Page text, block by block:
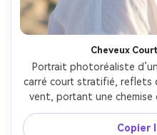
Cheveux
Portrait photoréaliste
carré court stratifié, reflets
vent, portant une chemise
lumière naturelle vive
A7III, 85mm f/1.8, gros plan
Copier